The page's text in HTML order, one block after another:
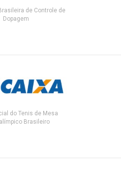
de Controle de
Dopagem
do Tenis de Mesa
Brasileiro